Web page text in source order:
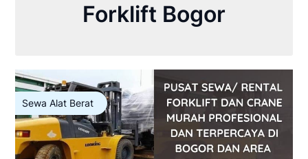
Forklift Bogor
Sewa Alat Berat